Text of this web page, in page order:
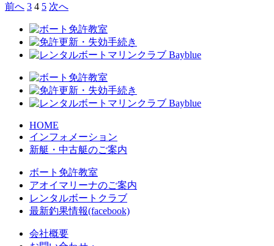
前へ 3 4 5 次へ
HOME
インフォメーション
新艇・中古艇のご案内
ボート免許教室
アオイマリーナのご案内
レンタルボートクラブ
最新釣果情報(facebook)
会社概要